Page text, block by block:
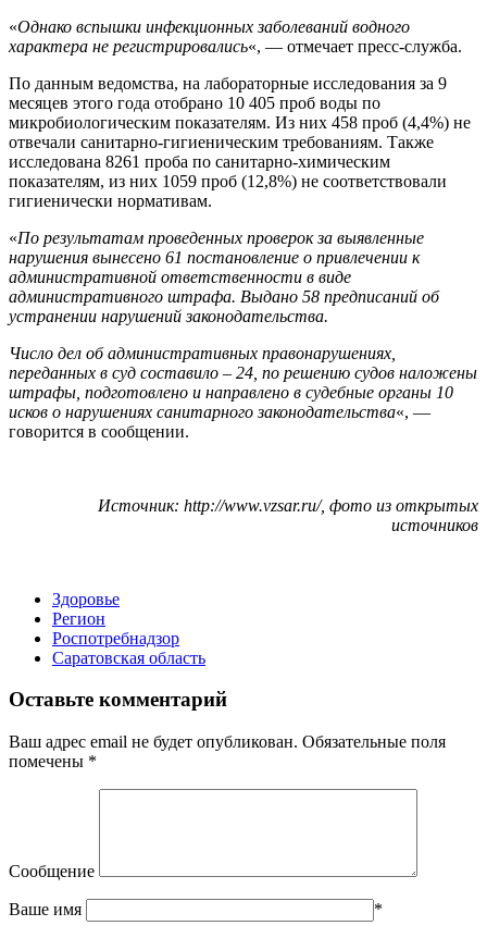
«Однако вспышки инфекционных заболеваний водного
характера не регистрировались«, — отмечает пресс-служба.
По данным ведомства, на лабораторные исследования за 9
месяцев этого года отобрано 10 405 проб воды по
микробиологическим показателям. Из них 458 проб (4,4%) не
отвечали санитарно-гигиеническим требованиям. Также
исследована 8261 проба по санитарно-химическим
показателям, из них 1059 проб (12,8%) не соответствовали
гигиенически нормативам.
«По результатам проведенных проверок за выявленные
нарушения вынесено 61 постановление о привлечении к
административной ответственности в виде
административного штрафа. Выдано 58 предписаний об
устранении нарушений законодательства.
Число дел об административных правонарушениях,
переданных в суд составило – 24, по решению судов наложены
штрафы, подготовлено и направлено в судебные органы 10
исков о нарушениях санитарного законодательства«, —
говорится в сообщении.
Источник: http://www.vzsar.ru/, фото из открытых
источников
Здоровье
Регион
Роспотребнадзор
Саратовская область
Оставьте комментарий
Ваш адрес email не будет опубликован. Обязательные поля
помечены *
Сообщение
Ваше имя *